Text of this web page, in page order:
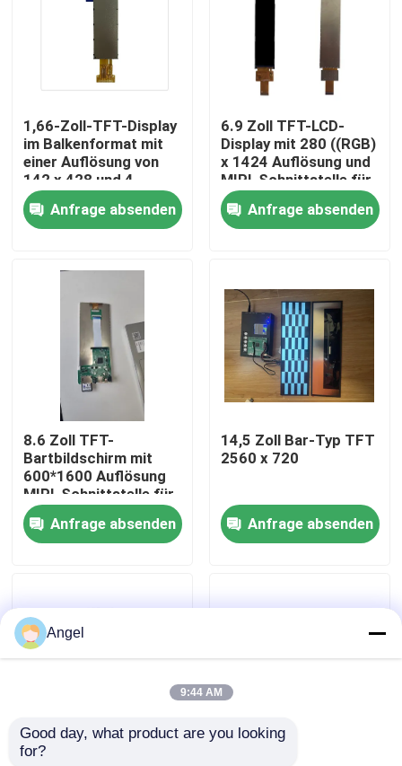
Produkte
Videos
VR-Show
Über uns
Fabrik-Ausflug
Treten Sie mit uns in Verbindung
Fordern Sie ein Zitat
Anzeige LCD TFT
1,66-Zoll-TFT-Display
im Balkenformat mit
einer Auflösung von
142 x 428 und 4-
Draht-SPI-
Schnittstelle zum
Ansteuern des IC
Anfrage absenden
6.9 Zoll TFT-LCD-
Display mit 280 ((RGB)
x 1424 Auflösung und
MIPI-Schnittstelle für
industrielle
Verwendung
Anfrage absenden
8.6 Zoll TFT-
Bartbildschirm mit
600*1600 Auflösung
MIPI-Schnittstelle für
die Steuerung von IC
JD9365DA-H3
Anfrage absenden
14,5 Zoll Bar-Typ TFT
2560 x 720
Anfrage absenden
1,65 Zoll Bar-Typ
Angel
9:44 AM
Good day, what product are you looking
for?